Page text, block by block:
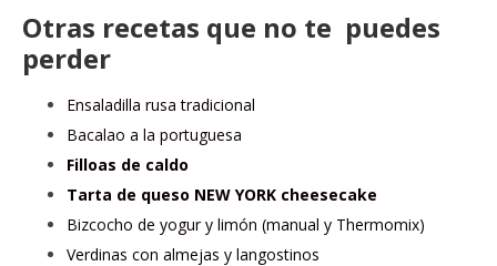
Otras recetas que no te puedes
perder
Ensaladilla rusa tradicional
Bacalao a la portuguesa
Filloas de caldo
Tarta de queso NEW YORK cheesecake
Bizcocho de yogur y limón (manual y Thermomix)
Verdinas con almejas y langostinos